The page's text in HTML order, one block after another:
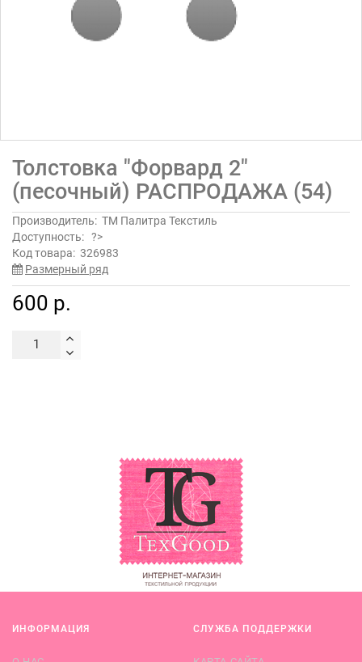
Толстовка "Форвард 2"
(песочный) РАСПРОДАЖА (54)
Производитель: ТМ Палитра Текстиль
Доступность: ?>
Код товара: 326983
Размерный ряд
600 р.
ИНФОРМАЦИЯ СЛУЖБА ПОДДЕРЖКИ